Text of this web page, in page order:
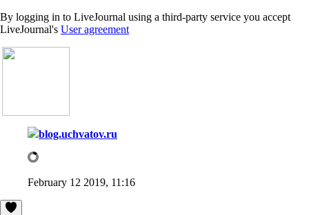
By logging in to LiveJournal using a third-party service you accept
LiveJournal's User agreement
blog.uchvatov.ru
February 12 2019, 11:16